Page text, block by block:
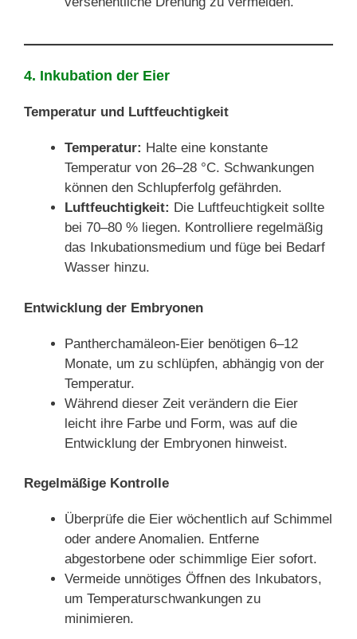
4. Inkubation der Eier
Temperatur und Luftfeuchtigkeit
Temperatur: Halte eine konstante
Temperatur von 26–28 °C. Schwankungen
können den Schlupferfolg gefährden.
Luftfeuchtigkeit: Die Luftfeuchtigkeit sollte
bei 70–80 % liegen. Kontrolliere regelmäßig
das Inkubationsmedium und füge bei Bedarf
Wasser hinzu.
Entwicklung der Embryonen
Pantherchamäleon-Eier benötigen 6–12
Monate, um zu schlüpfen, abhängig von der
Temperatur.
Während dieser Zeit verändern die Eier
leicht ihre Farbe und Form, was auf die
Entwicklung der Embryonen hinweist.
Regelmäßige Kontrolle
Überprüfe die Eier wöchentlich auf Schimmel
oder andere Anomalien. Entferne
abgestorbene oder schimmlige Eier sofort.
Vermeide unnötiges Öffnen des Inkubators,
um Temperaturschwankungen zu
minimieren.